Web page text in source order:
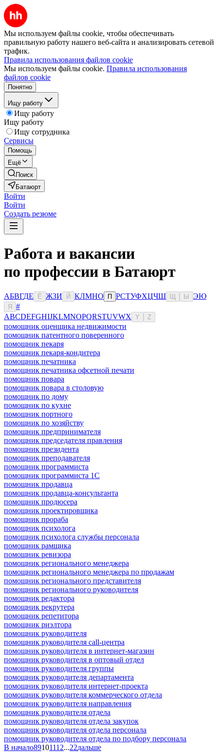
Мы используем файлы cookie, чтобы обеспечивать
правильную работу нашего веб-сайта и анализировать сетевой
трафик.
Правила использования файлов cookie
Мы используем файлы cookie. Правила использования
файлов cookie
Понятно
Ищу работу
Ищу работу
Ищу работу
Ищу сотрудника
Сервисы
Помощь
Ещё
Поиск
Батаюрт
Войти
Войти
Создать резюме
Работа и вакансии
по профессии в Батаюрт
АБВГДЕ Ё ЖЗИ Й КЛМНО П РСТУФХЦЧШ Ы ЭЮ
Я
#
ABCDEFGHIJKLMNOPQRSTUVWX Y Z
помощник оценщика недвижимости
помощник патентного поверенного
помощник пекаря
помощник пекаря-кондитера
помощник печатника
помощник печатника офсетной печати
помощник повара
помощник повара в столовую
помощник по дому
помощник по кухне
помощник портного
помощник по хозяйству
помощник предпринимателя
помощник председателя правления
помощник президента
помощник преподавателя
помощник программиста
помощник программиста 1С
помощник продавца
помощник продавца-консультанта
помощник продюсера
помощник проектировщика
помощник прораба
помощник психолога
помощник психолога службы персонала
помощник рамщика
помощник ревизора
помощник регионального менеджера
помощник регионального менеджера по продажам
помощник регионального представителя
помощник регионального руководителя
помощник редактора
помощник рекрутера
помощник репетитора
помощник риэлтора
помощник руководителя
помощник руководителя call-центра
помощник руководителя в интернет-магазин
помощник руководителя в оптовый отдел
помощник руководителя группы
помощник руководителя департамента
помощник руководителя интернет-проекта
помощник руководителя коммерческого отдела
помощник руководителя направления
помощник руководителя отдела
помощник руководителя отдела закупок
помощник руководителя отдела персонала
помощник руководителя отдела по подбору персонала
В начало89101112...22дальше